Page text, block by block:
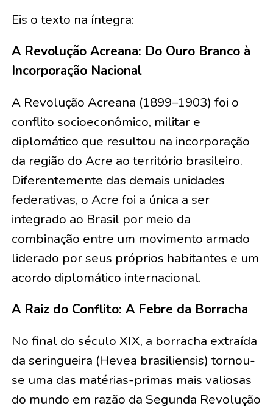
Eis o texto na íntegra:
A Revolução Acreana: Do Ouro Branco à
Incorporação Nacional
A Revolução Acreana (1899–1903) foi o
conflito socioeconômico, militar e
diplomático que resultou na incorporação
da região do Acre ao território brasileiro.
Diferentemente das demais unidades
federativas, o Acre foi a única a ser
integrado ao Brasil por meio da
combinação entre um movimento armado
liderado por seus próprios habitantes e um
acordo diplomático internacional.
A Raiz do Conflito: A Febre da Borracha
No final do século XIX, a borracha extraída
da seringueira (Hevea brasiliensis) tornou-
se uma das matérias-primas mais valiosas
do mundo em razão da Segunda Revolução